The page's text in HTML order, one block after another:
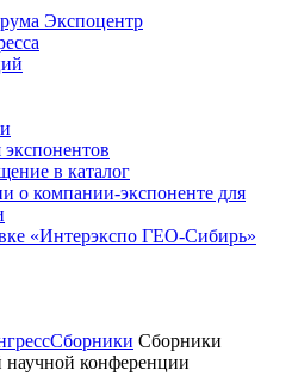
Экспоцентр
в каталог
о компании-экспоненте для
«Интерэкспо ГЕО-Сибирь»
Сборники Сборники
конференции